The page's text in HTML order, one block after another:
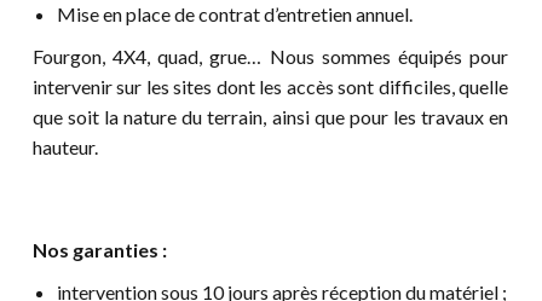
Mise en place de contrat d’entretien annuel.
Fourgon, 4X4, quad, grue… Nous sommes équipés pour
intervenir sur les sites dont les accès sont difficiles, quelle
que soit la nature du terrain, ainsi que pour les travaux en
hauteur.
Nos garanties :
intervention sous 10 jours après réception du matériel ;